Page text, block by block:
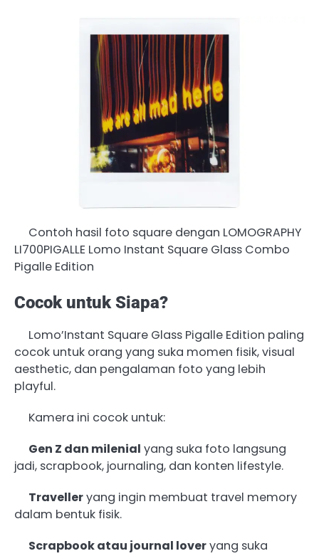
Contoh hasil foto square dengan LOMOGRAPHY
LI700PIGALLE Lomo Instant Square Glass Combo
Pigalle Edition
Cocok untuk Siapa?
Lomo’Instant Square Glass Pigalle Edition paling
cocok untuk orang yang suka momen fisik, visual
aesthetic, dan pengalaman foto yang lebih
playful.
Kamera ini cocok untuk:
Gen Z dan milenial yang suka foto langsung
jadi, scrapbook, journaling, dan konten lifestyle.
Travelleryang ingin membuat travel memory
dalam bentuk fisik.
Scrapbook atau journal loveryang suka